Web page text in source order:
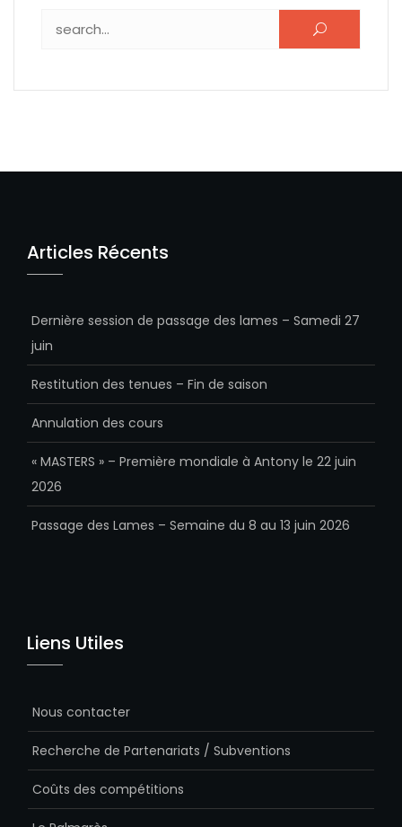
Articles Récents
Dernière session de passage des lames – Samedi 27
juin
Restitution des tenues – Fin de saison
Annulation des cours
« MASTERS » – Première mondiale à Antony le 22 juin
2026
Passage des Lames – Semaine du 8 au 13 juin 2026
Liens Utiles
Nous contacter
Recherche de Partenariats / Subventions
Coûts des compétitions